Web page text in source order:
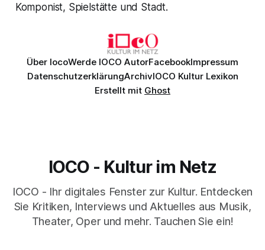
Komponist, Spielstätte und Stadt.
Über IocoWerde IOCO AutorFacebookImpressum
DatenschutzerklärungArchivIOCO Kultur Lexikon
Erstellt mit Ghost
IOCO - Kultur im Netz
IOCO - Ihr digitales Fenster zur Kultur. Entdecken
Sie Kritiken, Interviews und Aktuelles aus Musik,
Theater, Oper und mehr. Tauchen Sie ein!